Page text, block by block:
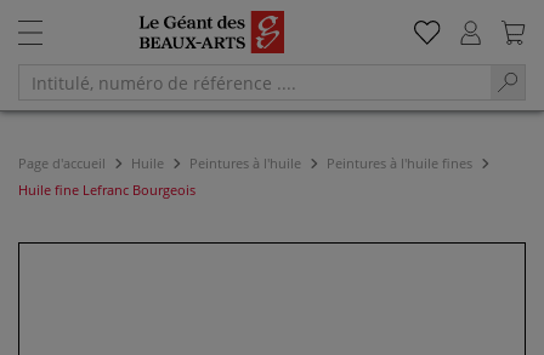
Page d'accueil Huile Peintures à l'huile
Peintures à l'huile fines
Huile fine Lefranc Bourgeois